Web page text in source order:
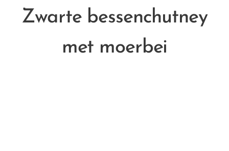
Zwarte bessenchutney
met moerbei